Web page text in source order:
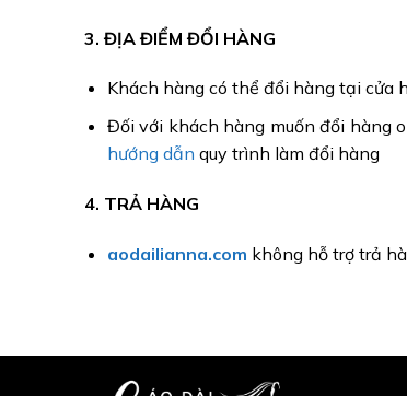
3. ĐỊA ĐIỂM ĐỔI HÀNG
Khách hàng có thể đổi hàng tại cửa
Đối với khách hàng muốn đổi hàng
hướng dẫn quy trình làm đổi hàng
4. TRẢ HÀNG
aodailianna.com không hỗ trợ trả